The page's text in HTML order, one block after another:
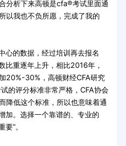
分析下来高顿是cfa®考试里面通
以我也不负所愿，完成了我的
的数据，经过培训再去报名
比重逐年上升，相比2016年，
20%-30%，高顿财经CFA研究
的评分标准非常严格，CFA协会
降低这个标准，所以也意味着通
加。选择一个靠谱的、专业的
”。